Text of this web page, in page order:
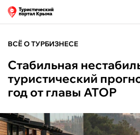
ВСЁ О ТУРБИЗНЕСЕ
Стабильная
туристический
год от главы АТОР